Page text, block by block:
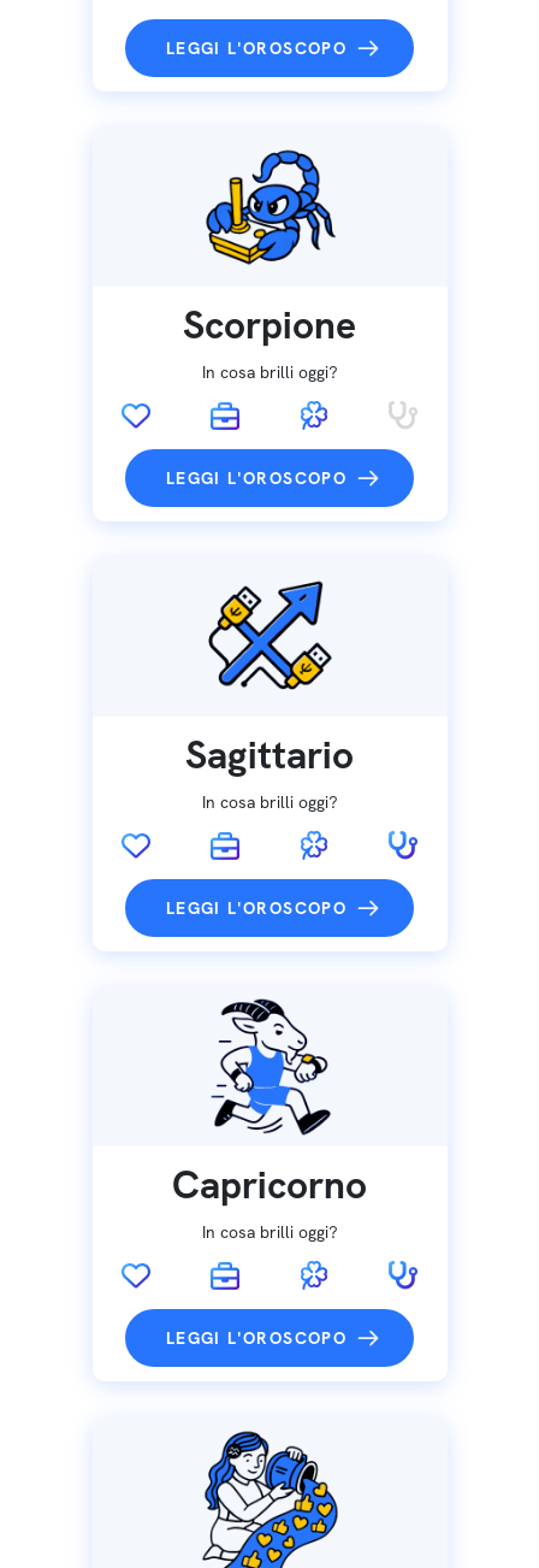
LEGGI L'OROSCOPO
Scorpione
In cosa brilli oggi?
LEGGI L'OROSCOPO
Sagittario
In cosa brilli oggi?
LEGGI L'OROSCOPO
Capricorno
In cosa brilli oggi?
LEGGI L'OROSCOPO